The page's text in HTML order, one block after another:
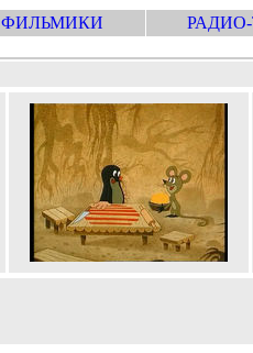
ФИЛЬМИКИ